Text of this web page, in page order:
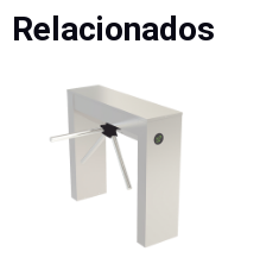
Sistemas
Completos
Megapixel
de 4
Canales
TurboHD
de 8
Canales
Relacionados